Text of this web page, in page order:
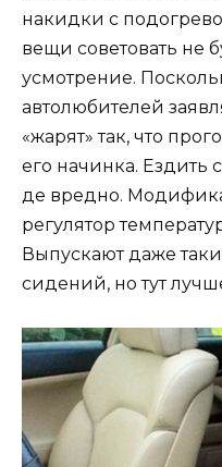
накидки с
вещи советовать не
усмотрение.
автолюбителей
«жарят» так, что
его начинка. Ездить
де вредно.
регулятор
Выпускают даже
сидений, но тут